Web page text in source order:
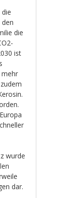
die
ist
wurde
dar.